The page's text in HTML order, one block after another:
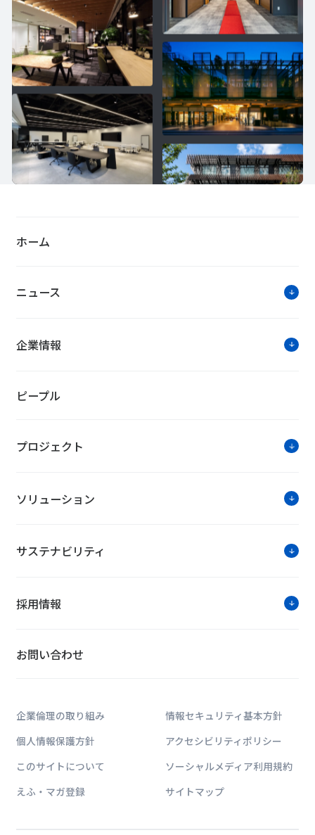
ホーム
ニュース
企業情報
ピープル
プロジェクト
ソリューション
サステナビリティ
採用情報
お問い合わせ
企業倫理の取り組み
情報セキュリティ基本方針
個人情報保護方針
アクセシビリティポリシー
このサイトについて
ソーシャルメディア利用規約
えふ・マガ登録
サイトマップ